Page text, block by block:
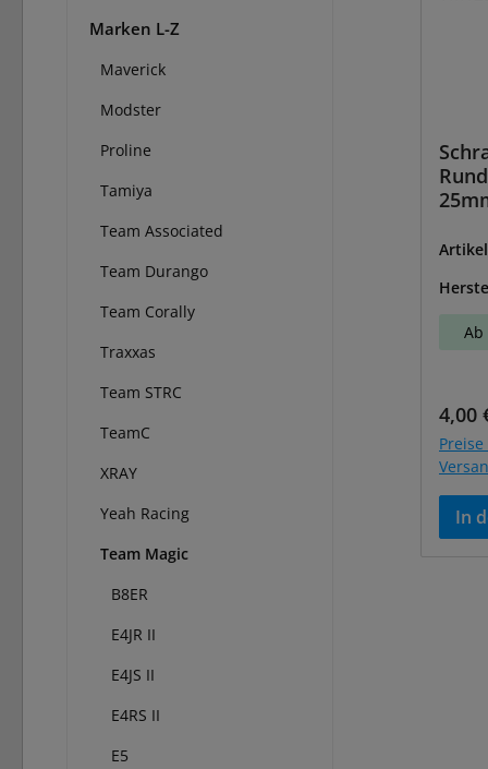
Marken L-Z
Maverick
Modster
Proline
Tamiya
Team Associated
Team Durango
Team Corally
Traxxas
Team STRC
TeamC
XRAY
Yeah Racing
Team Magic
B8ER
E4JR II
E4JS II
E4RS II
E5
4,00
In